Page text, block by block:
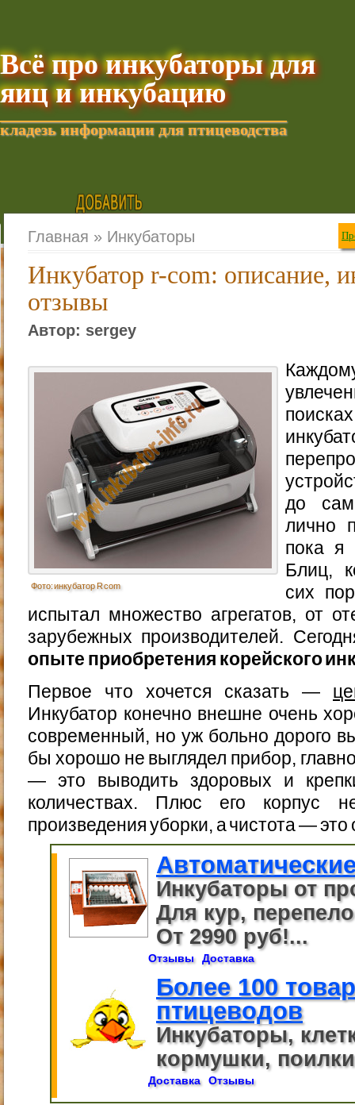
Всё про инкубаторы для
яиц и инкубацию
кладезь информации для птицеводства
Добавить текущую
Главная » Инкубаторы
Инкубатор r-com: описание,
отзывы
Автор: sergey
Фото: инкубатор R com
до
лично
пока я
Блиц,
сих
испытал множество агрегатов, от
зарубежных производителей.
опыте приобретения корейского
Первое что хочется сказать —
Инкубатор конечно внешне очень
современный, но уж больно дорого
бы хорошо не выглядел прибор,
— это выводить здоровых и
количествах. Плюс его корпус
произведения уборки, а чистота — это
Инкубаторы от
Для кур,
От 2990 руб!...
Отзывы Доставка
Более 100
птицеводов
Инкубаторы,
кормушки,
Доставка Отзывы